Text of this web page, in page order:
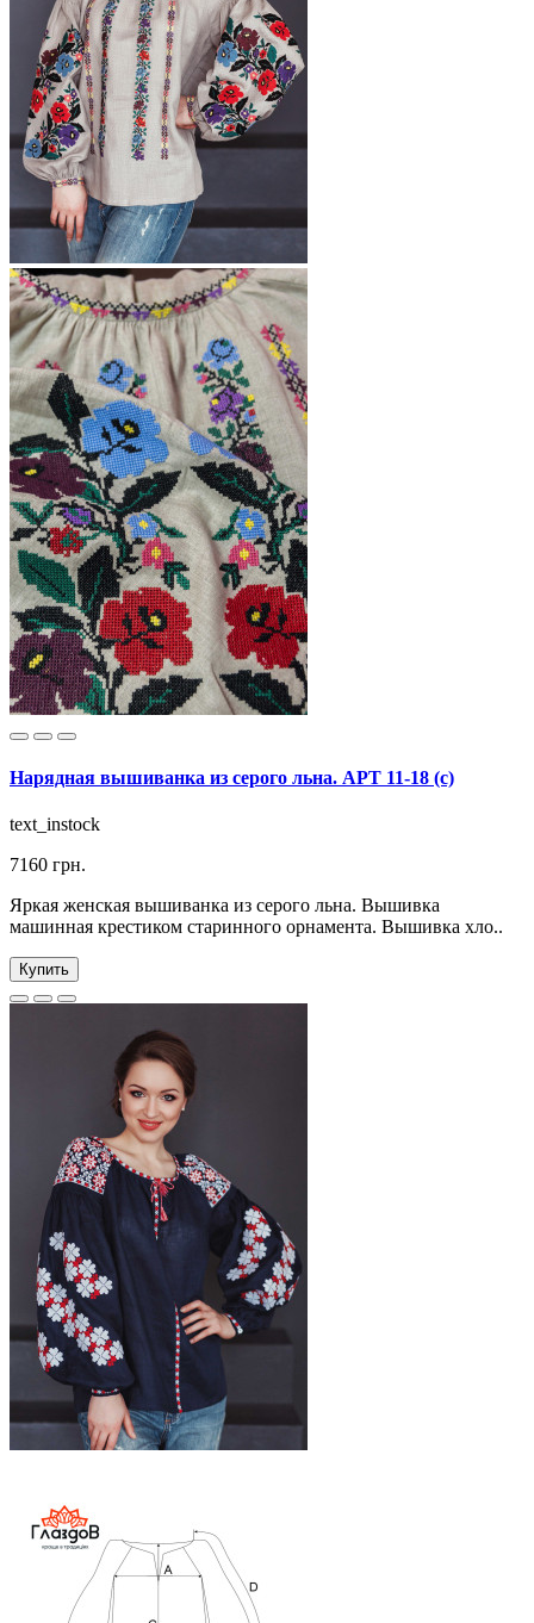
Нарядная вышиванка из серого льна. АРТ 11-18 (c)
text_instock
7160 грн.
Яркая женская вышиванка из серого льна. Вышивка
машинная крестиком старинного орнамента. Вышивка хло..
Купить